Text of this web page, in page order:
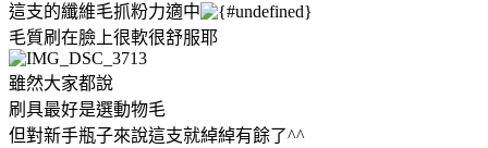
這支的纖維毛抓粉力適中
毛質刷在臉上很軟很舒服耶
雖然大家都說
刷具最好是選動物毛
但對新手瓶子來說這支就綽綽有餘了^^